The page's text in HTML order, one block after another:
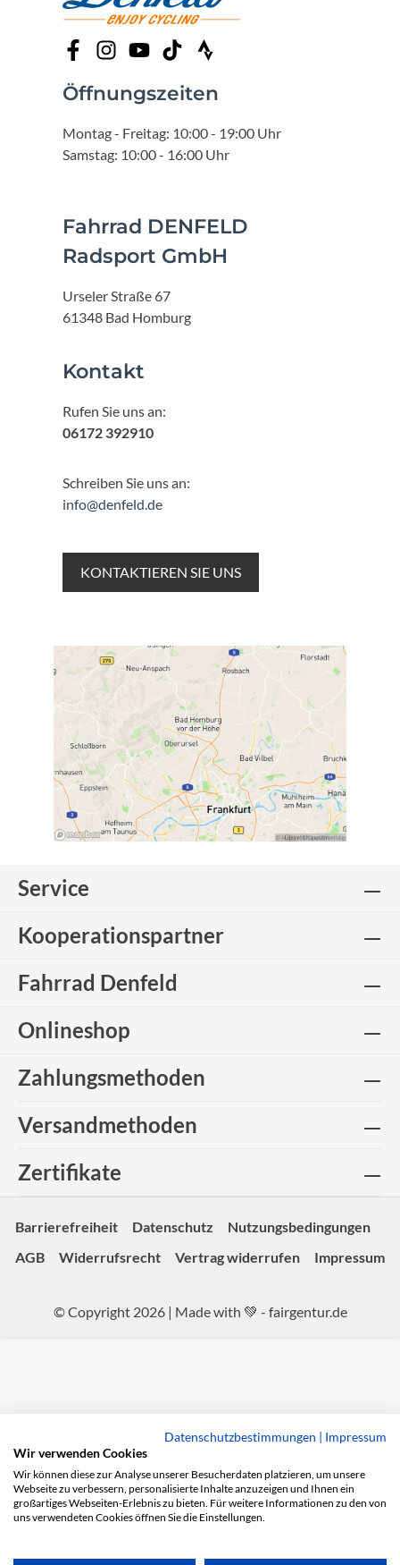
Öffnungszeiten
Montag - Freitag: 10:00 - 19:00 Uhr
Samstag: 10:00 - 16:00 Uhr
Fahrrad DENFELD
Radsport GmbH
Urseler Straße 67
61348 Bad Homburg
Kontakt
Rufen Sie uns an:
06172 392910
Schreiben Sie uns an:
info@denfeld.de
KONTAKTIEREN SIE UNS
Service
Kooperationspartner
Fahrrad Denfeld
Onlineshop
Zahlungsmethoden
Versandmethoden
Zertifikate
Barrierefreiheit Datenschutz
Nutzungsbedingungen
AGB
Widerrufsrecht Vertrag widerrufen Impressum
© Copyright 2026 | Made with 💚 - fairgentur.de
Datenschutzbestimmungen | Impressum
Wir verwenden Cookies
Wir können diese zur Analyse unserer Besucherdaten platzieren, um unsere
Webseite zu verbessern, personalisierte Inhalte anzuzeigen und Ihnen ein
großartiges Webseiten-Erlebnis zu bieten. Für weitere Informationen zu den von
uns verwendeten Cookies öffnen Sie die Einstellungen.